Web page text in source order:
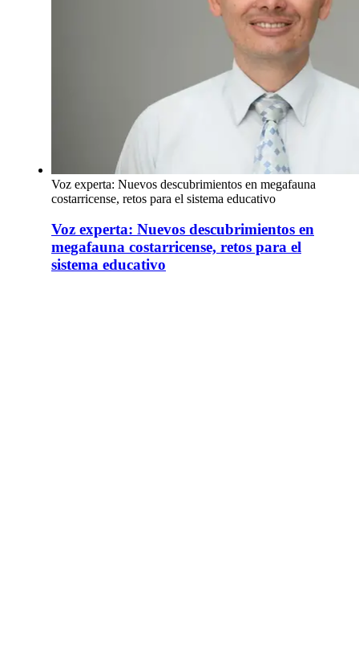
Voz experta: Nuevos descubrimientos en megafauna
costarricense, retos para el sistema educativo
Voz experta: Nuevos descubrimientos en
megafauna costarricense, retos para el
sistema educativo